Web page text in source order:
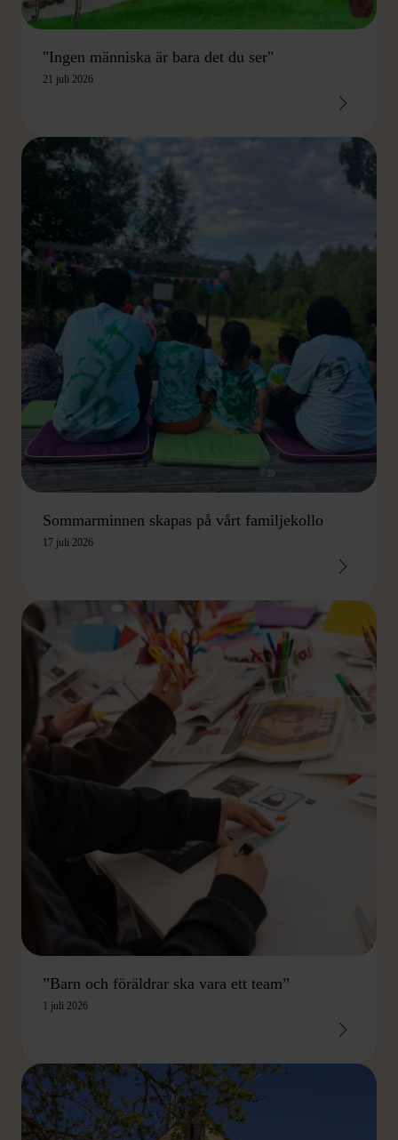
"Ingen människa är bara det du ser"
21 juli 2026
Sommarminnen skapas på vårt familjekollo
17 juli 2026
”Barn och föräldrar ska vara ett team”
1 juli 2026